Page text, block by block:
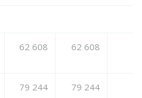
62 608 62 608
79 244 79 244